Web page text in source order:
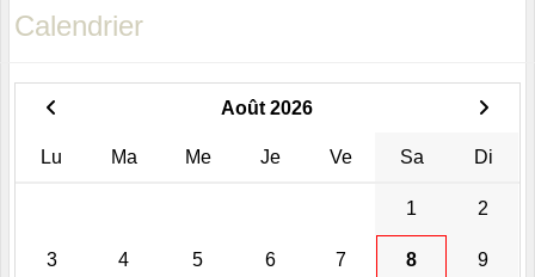
Calendrier
Août 2026
Lu Ma Me Je Ve Sa Di
1 2
3 4 5 6 7 8 9